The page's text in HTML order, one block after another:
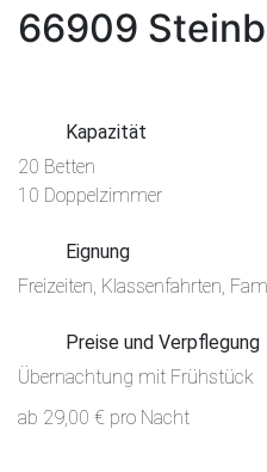
66909
Kapazität
20 Betten
10 Doppelzimmer
Eignung
Freizeiten, Klassenfahrten,
Preise und Verpflegung
Übernachtung mit Frühstück
ab 29,00 € pro Nacht